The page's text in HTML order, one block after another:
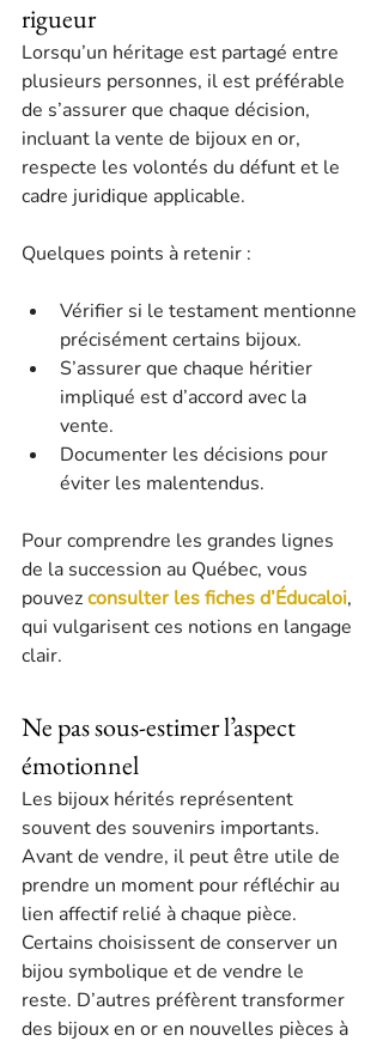
rigueur
Lorsqu’un héritage est partagé entre
plusieurs personnes, il est préférable
de s’assurer que chaque décision,
incluant la vente de bijoux en or,
respecte les volontés du défunt et le
cadre juridique applicable.
Quelques points à retenir :
Vérifier si le testament mentionne
précisément certains bijoux.
S’assurer que chaque héritier
impliqué est d’accord avec la
vente.
Documenter les décisions pour
éviter les malentendus.
Pour comprendre les grandes lignes
de la succession au Québec, vous
pouvez consulter les fiches d’Éducaloi,
qui vulgarisent ces notions en langage
clair.
Ne pas sous-estimer l’aspect
émotionnel
Les bijoux hérités représentent
souvent des souvenirs importants.
Avant de vendre, il peut être utile de
prendre un moment pour réfléchir au
lien affectif relié à chaque pièce.
Certains choisissent de conserver un
bijou symbolique et de vendre le
reste. D’autres préfèrent transformer
des bijoux en or en nouvelles pièces à